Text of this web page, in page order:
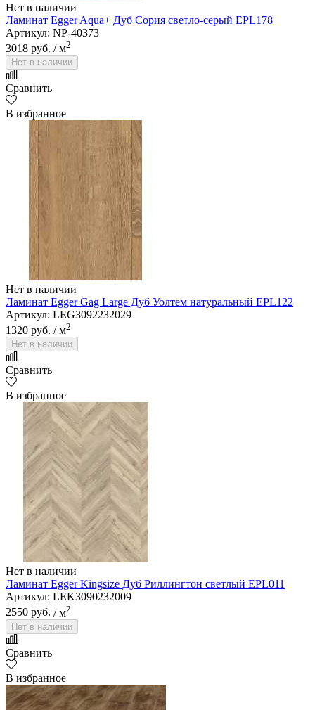
Нет в наличии
Ламинат Egger Aqua+ Дуб Сория светло-серый EPL178
Артикул: NP-40373
3018 руб. / м2
Нет в наличии
Сравнить
В избранное
Нет в наличии
Ламинат Egger Gag Large Дуб Уолтем натуральный EPL122
Артикул: LEG3092232029
1320 руб. / м2
Нет в наличии
Сравнить
В избранное
Нет в наличии
Ламинат Egger Kingsize Дуб Риллингтон светлый EPL011
Артикул: LEK3090232009
2550 руб. / м2
Нет в наличии
Сравнить
В избранное